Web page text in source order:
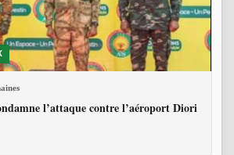
l’attaque contre l’aéroport Diori